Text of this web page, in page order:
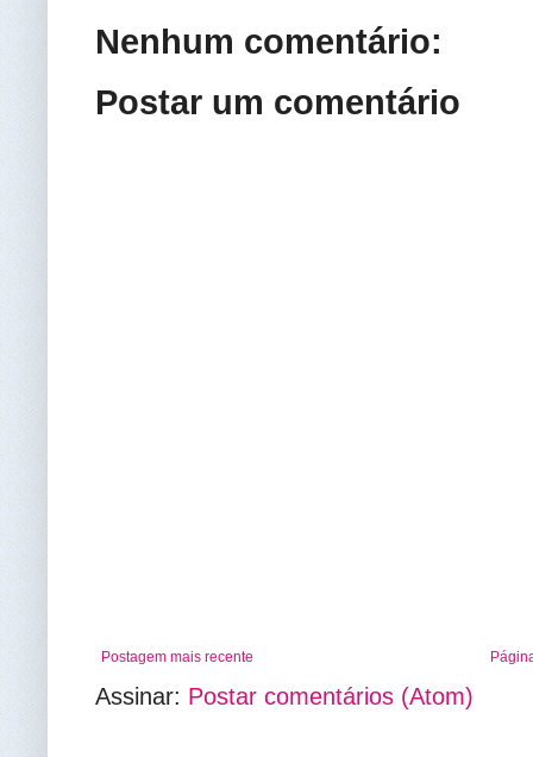
Nenhum comentário:
Postar um comentário
Postagem mais recente
Assinar: Postar comentários (Atom)